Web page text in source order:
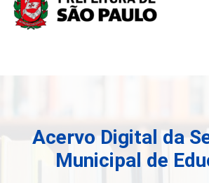
Acervo Digital da
Municipal de